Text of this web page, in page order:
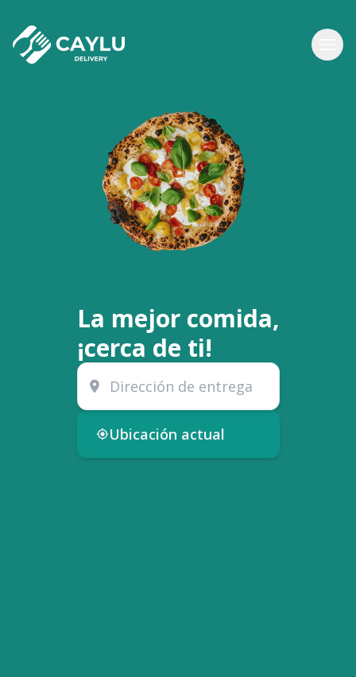
La mejor comida,
¡cerca de ti!
Ubicación actual